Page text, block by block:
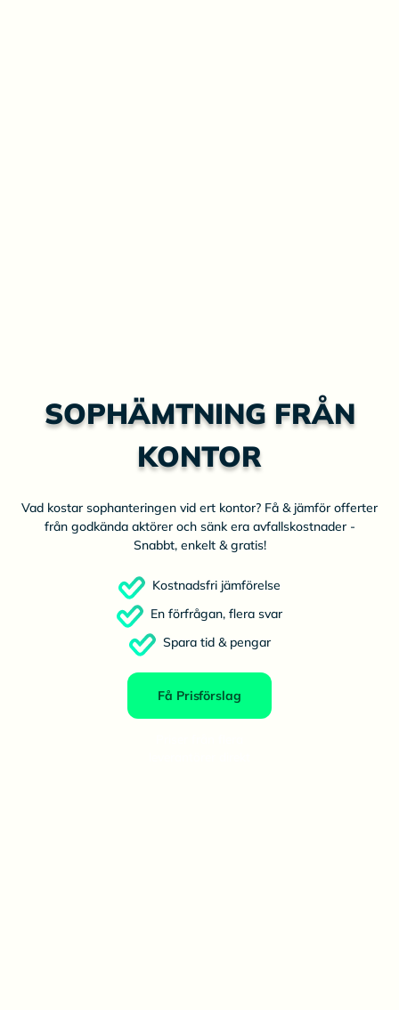
SOPHÄMTNING FRÅN
KONTOR
Vad kostar sophanteringen vid ert kontor? Få & jämför offerter
från godkända aktörer och sänk era avfallskostnader -
Snabbt, enkelt & gratis!
Kostnadsfri jämförelse
En förfrågan, flera svar
Spara tid & pengar
Få Prisförslag